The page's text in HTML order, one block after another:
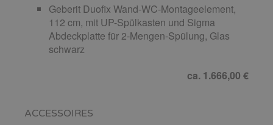
Geberit Duofix Wand-WC-Montageelement,
112 cm, mit UP-Spülkasten und Sigma
Abdeckplatte für 2-Mengen-Spülung, Glas
schwarz
ca. 1.666,00 €
ACCESSOIRES